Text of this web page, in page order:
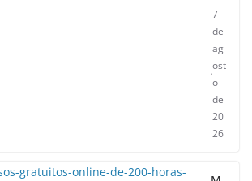
7
de
ag
ost
o
de
20
26